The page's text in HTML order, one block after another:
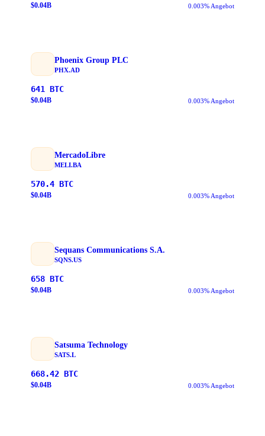
$0.04B 0.003% Angebot
Phoenix Group PLC
PHX.AD
641 BTC
$0.04B 0.003% Angebot
MercadoLibre
MELI.BA
570.4 BTC
$0.04B 0.003% Angebot
Sequans Communications S.A.
SQNS.US
658 BTC
$0.04B 0.003% Angebot
Satsuma Technology
SATS.L
668.42 BTC
$0.04B 0.003% Angebot